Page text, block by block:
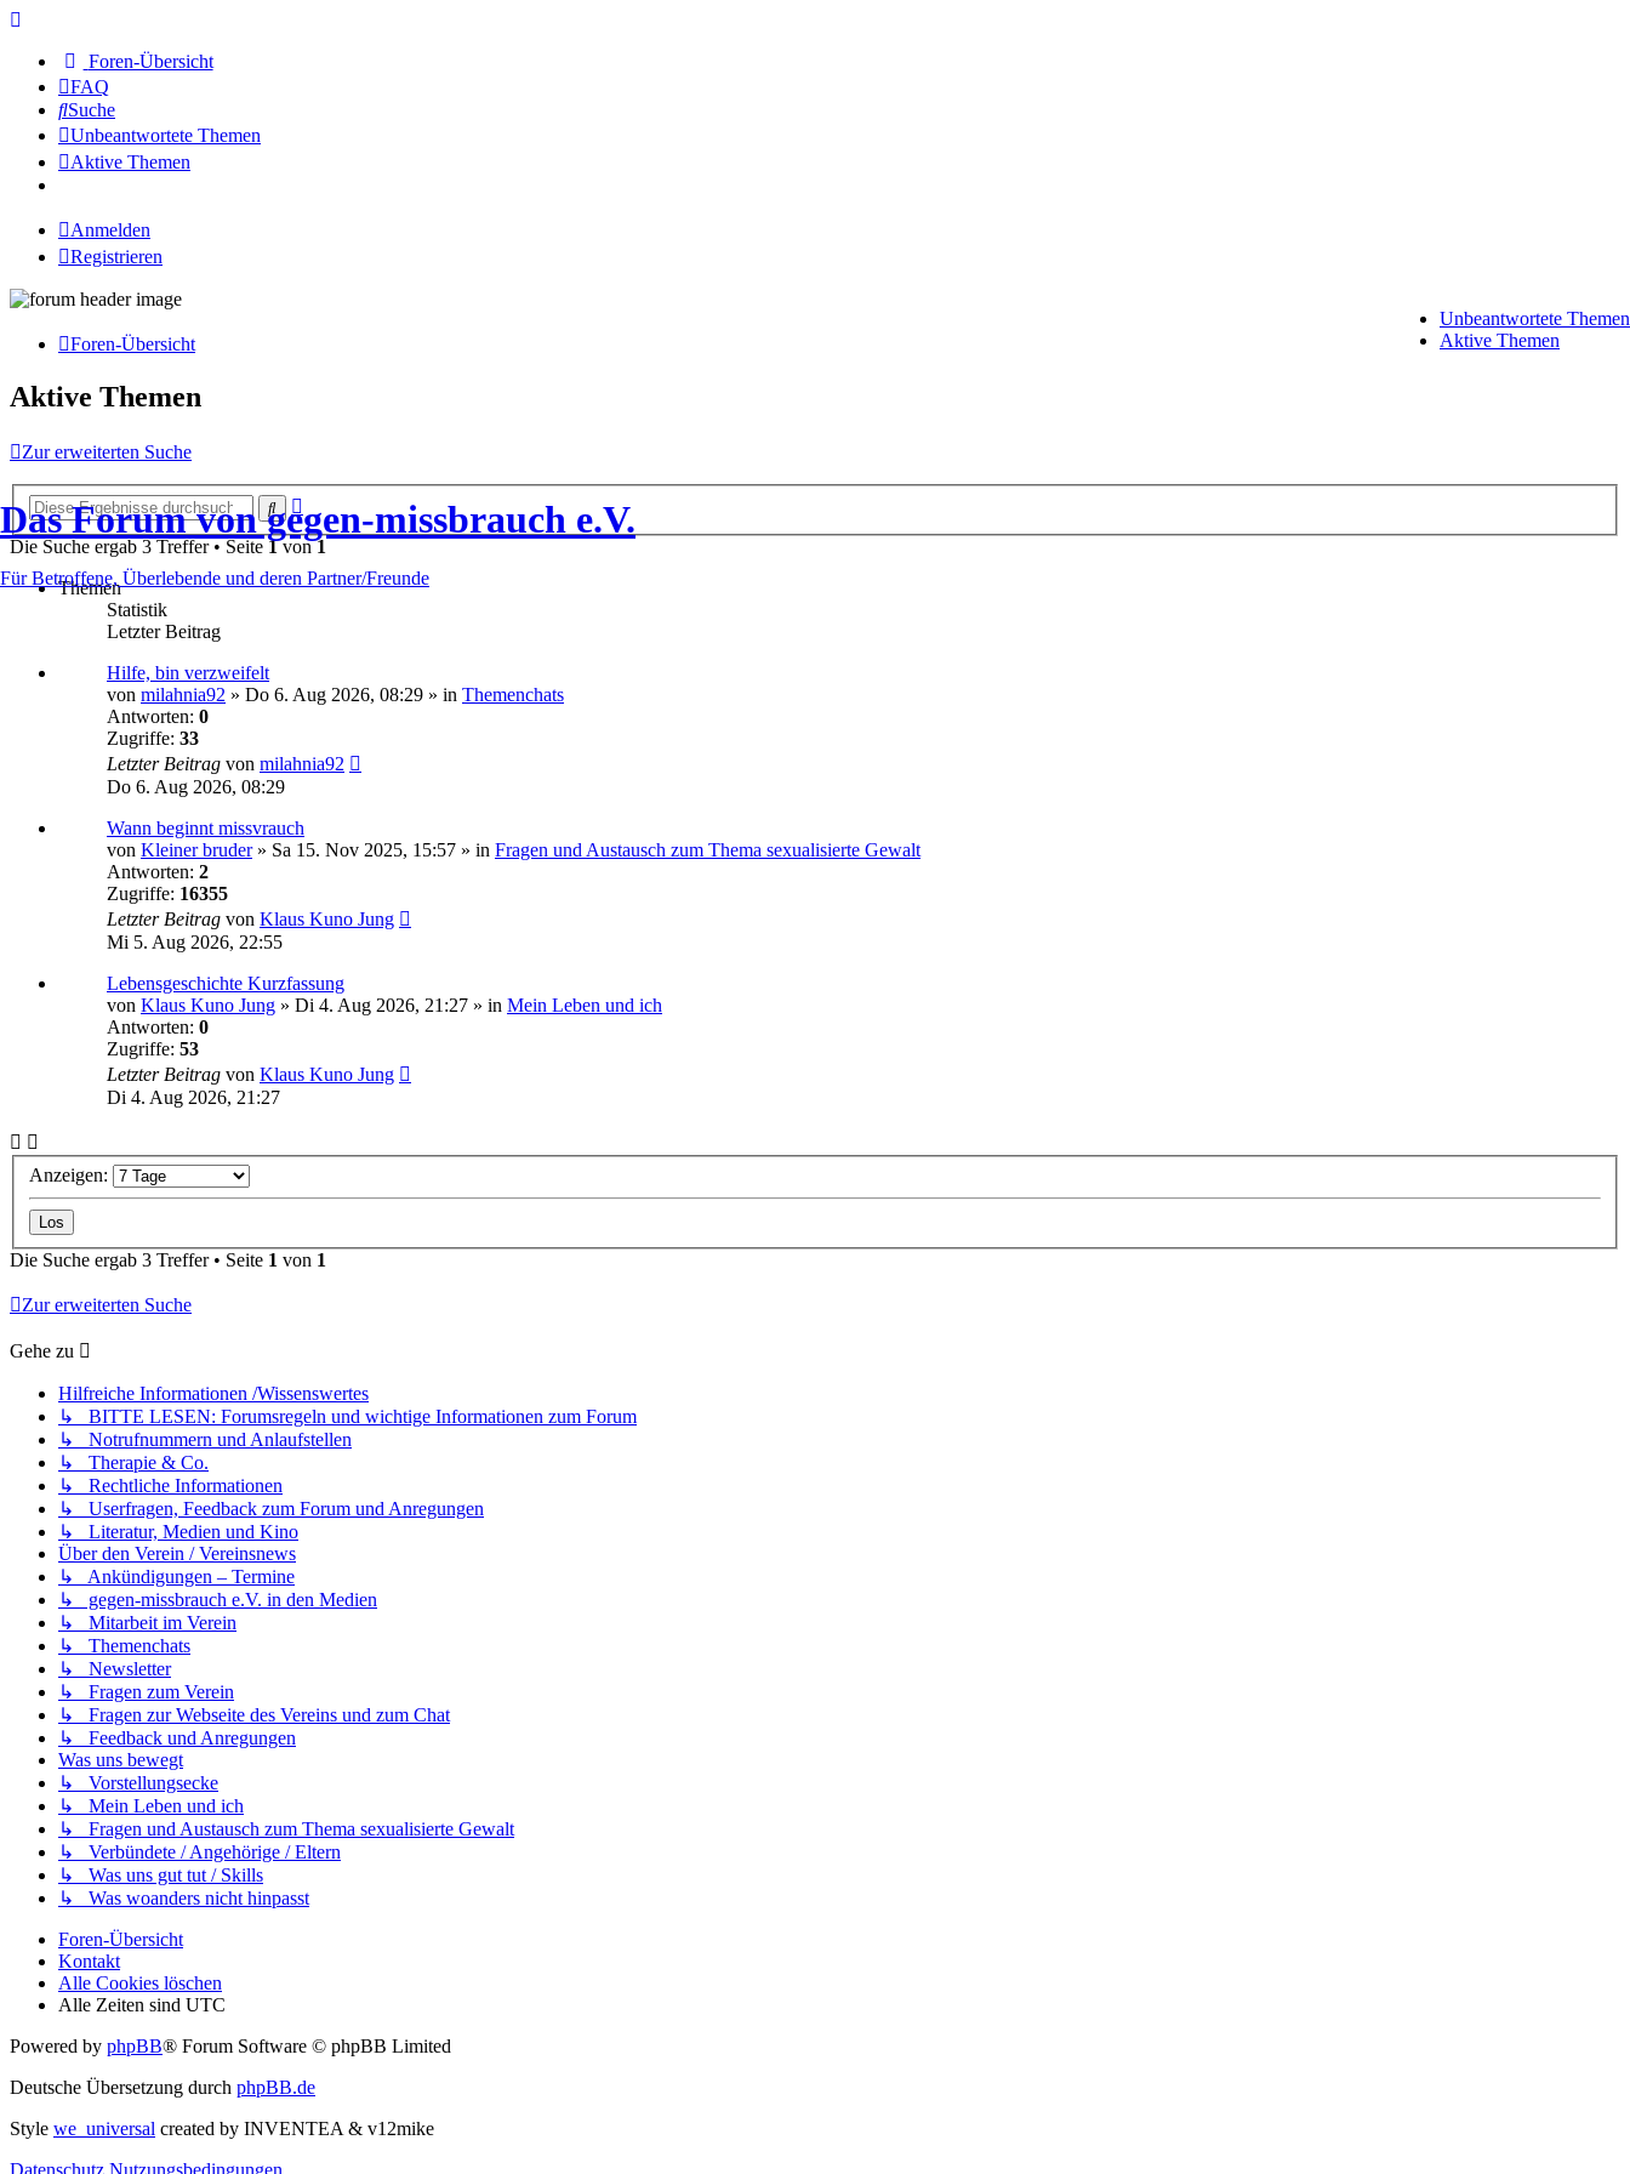
Foren-Übersicht
FAQ
Suche
Unbeantwortete Themen
Aktive Themen
Anmelden
Registrieren
Unbeantwortete Themen
Aktive Themen
Das Forum von gegen-missbrauch e.V.
Für Betroffene, Überlebende und deren Partner/Freunde
Foren-Übersicht
Aktive Themen
Zur erweiterten Suche
Suche
Suche
Die Suche ergab 3 Treffer • Seite 1von1
Themen
Statistik
Letzter Beitrag
Hilfe, bin verzweifelt
von milahnia92 » Do 6. Aug 2026, 08:29 » in Themenchats
Antworten: 0
Zugriffe: 33
Letzter Beitrag von milahnia92
Do 6. Aug 2026, 08:29
Wann beginnt missvrauch
von Kleiner bruder» Sa 15. Nov 2025, 15:57 » in Fragen und Austausch zum Thema sexualisierte Gewalt
Antworten: 2
Zugriffe: 16355
Letzter Beitrag von Klaus Kuno Jung
Mi 5. Aug 2026, 22:55
Lebensgeschichte Kurzfassung
von Klaus Kuno Jung » Di 4. Aug 2026, 21:27 » in Mein Leben und ich
Antworten: 0
Zugriffe: 53
Letzter Beitrag von Klaus Kuno Jung
Di 4. Aug 2026, 21:27
Anzeigen:
Die Suche ergab 3 Treffer • Seite 1 von 1
Zur erweiterten Suche
Gehe zu
Hilfreiche Informationen /Wissenswertes
↳ BITTE LESEN: Forumsregeln und wichtige Informationen zum Forum
↳ Notrufnummern und Anlaufstellen
↳ Therapie & Co.
↳ Rechtliche Informationen
↳ Userfragen, Feedback zum Forum und Anregungen
↳ Literatur, Medien und Kino
Über den Verein / Vereinsnews
↳ Ankündigungen – Termine
↳ gegen-missbrauch e.V. in den Medien
↳ Mitarbeit im Verein
↳ Themenchats
↳ Newsletter
↳ Fragen zum Verein
↳ Fragen zur Webseite des Vereins und zum Chat
↳ Feedback und Anregungen
Was uns bewegt
↳ Vorstellungsecke
↳ Mein Leben und ich
↳ Fragen und Austausch zum Thema sexualisierte Gewalt
↳ Verbündete / Angehörige / Eltern
↳ Was uns gut tut / Skills
↳ Was woanders nicht hinpasst
Foren-Übersicht
Kontakt
Alle Cookies löschen
Alle Zeiten sind UTC
Powered by phpBB® Forum Software © phpBB Limited
Deutsche Übersetzung durch phpBB.de
Style we_universal created by INVENTEA & v12mike
Datenschutz Nutzungsbedingungen